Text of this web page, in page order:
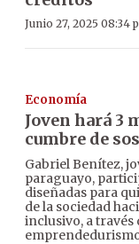
Junio 27, 2025 08:34
Economía
Joven hará 3
cumbre de
Gabriel Benítez,
paraguayo,
diseñadas para
de la sociedad
inclusivo, a